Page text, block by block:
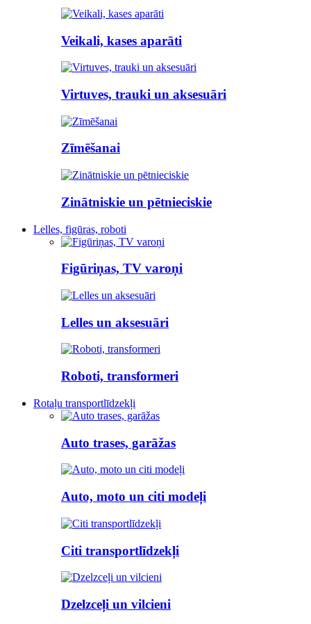
Veikali, kases aparāti
Virtuves, trauki un aksesuāri
Zīmēšanai
Zinātniskie un pētnieciskie
Lelles, figūras, roboti
Figūriņas, TV varoņi
Lelles un aksesuāri
Roboti, transformeri
Rotaļu transportlīdzekļi
Auto trases, garāžas
Auto, moto un citi modeļi
Citi transportlīdzekļi
Dzelzceļi un vilcieni